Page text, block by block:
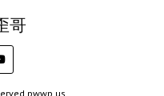
哥
pwwp.us